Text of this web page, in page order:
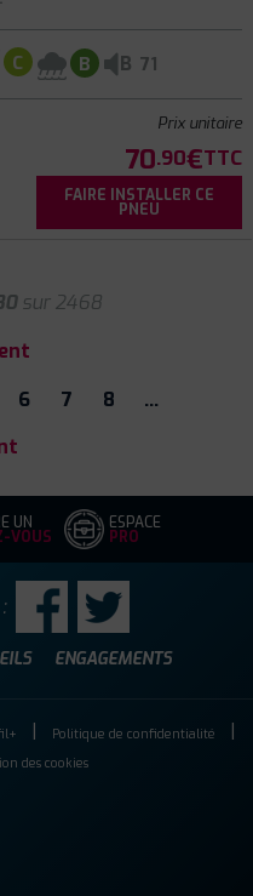
C B B 71
Prix unitaire
70.90€TTC
FAIRE INSTALLER CE
PNEU
sur 2468
6 7 8
…
UN
VOUS
ESPACE
PRO
ENGAGEMENTS
Politique de confidentialité
des cookies